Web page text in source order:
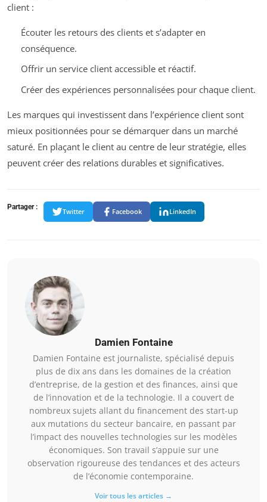
client :
Écouter les retours des clients et s’adapter en
conséquence.
Offrir un service client accessible et réactif.
Créer des expériences personnalisées pour chaque client.
Les marques qui investissent dans l’expérience client sont
mieux positionnées pour se démarquer dans un marché
saturé. En plaçant le client au centre de leur stratégie, elles
peuvent créer des relations durables et significatives.
Partager :
Twitter Facebook LinkedIn
Damien Fontaine
Damien Fontaine est journaliste, spécialisé depuis
plus de dix ans dans les domaines de la création
d’entreprise, de la gestion et des finances, ainsi que
de l’innovation et de la technologie. Il a couvert de
nombreux sujets allant du financement des start-up
aux mutations du secteur bancaire, en passant par
l’impact des nouvelles technologies sur les modèles
économiques. Son travail s’appuie sur une
observation rigoureuse des tendances et des acteurs
de l’économie contemporaine.
Voir tous les articles →